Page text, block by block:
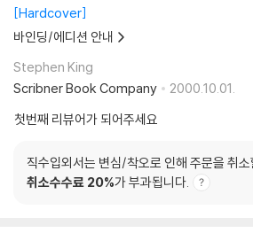
Hardcover
바인딩/에디션 안내
Stephen King
Scribner Book Company
2000.10.01.
첫번째 리뷰어가 되어주세요
직수입외서는 변심/착오로 인해 주문을 취소
취소수수료 20%가 부과됩니다.